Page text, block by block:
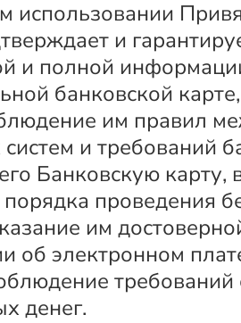
использовании
и
и полной
банковской
им правил
и требований
Банковскую карту,
проведения
им
об электронном
денег.